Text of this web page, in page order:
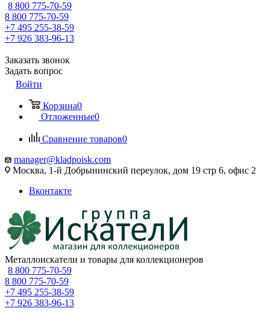
8 800 775-70-59
8 800 775-70-59
+7 495 255-38-59
+7 926 383-96-13
Заказать звонок
Задать вопрос
Войти
Корзина0
Отложенные0
Сравнение товаров0
manager@kladpoisk.com
Москва, 1-й Добрынинский переулок, дом 19 стр 6, офис 2
Вконтакте
Металлоискатели и товары для коллекционеров
8 800 775-70-59
8 800 775-70-59
+7 495 255-38-59
+7 926 383-96-13